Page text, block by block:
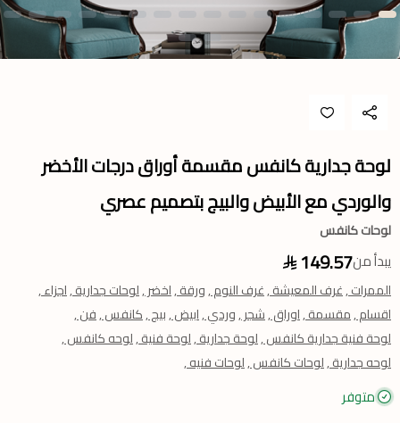
لوحة جدارية كانفس مقسمة أوراق درجات الأخضر
والوردي مع الأبيض والبيج بتصميم عصري
لوحات كانفس
يبدأ من149.57
الممرات ,غرف المعيشة ,غرف النوم ,ورقة ,اخضر ,لوحات جدارية ,اجزاء ,
اقسام ,مقسمة ,اوراق ,شجر ,وردي ,ابيض ,بيج ,كانفس ,فن ,
لوحة فنية جدارية كانفس ,لوحة جدارية ,لوحة فنية ,لوحه كانفس ,
لوحه جدارية ,لوحات كانفس ,لوحات فنيه ,
متوفر